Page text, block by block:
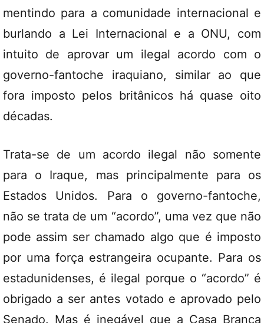
mentindo para a comunidade internacional e
burlando a Lei Internacional e a ONU, com
intuito de aprovar um ilegal acordo com o
governo-fantoche iraquiano, similar ao que
fora imposto pelos britânicos há quase oito
décadas.
Trata-se de um acordo ilegal não somente
para o Iraque, mas principalmente para os
Estados Unidos. Para o governo-fantoche,
não se trata de um “acordo”, uma vez que não
pode assim ser chamado algo que é imposto
por uma força estrangeira ocupante. Para os
estadunidenses, é ilegal porque o “acordo” é
obrigado a ser antes votado e aprovado pelo
Senado. Mas é inegável que a Casa Branca